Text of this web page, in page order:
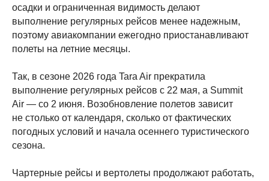
осадки и ограниченная видимость делают
выполнение регулярных рейсов менее надежным,
поэтому авиакомпании ежегодно приостанавливают
полеты на летние месяцы.
Так, в сезоне 2026 года Tara Air прекратила
выполнение регулярных рейсов с 22 мая, а Summit
Air — со 2 июня. Возобновление полетов зависит
не столько от календаря, сколько от фактических
погодных условий и начала осеннего туристического
сезона.
Чартерные рейсы и вертолеты продолжают работать,